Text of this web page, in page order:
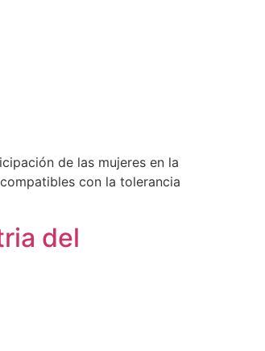
de las mujeres en la
con la tolerancia
del